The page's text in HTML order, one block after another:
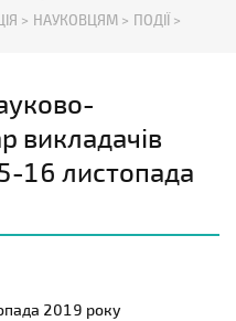
> НАУКОВЦЯМ > ПОДІЇ >
викладачів
16 листопада
2019 року